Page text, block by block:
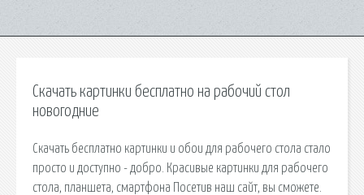
Скачать картинки бесплатно на рабочий стол
новогодние
Скачать бесплатно картинки и обои для рабочего стола стало
просто и доступно - добро. Красивые картинки для рабочего
стола, планшета, смартфона Посетив наш сайт, вы сможете.